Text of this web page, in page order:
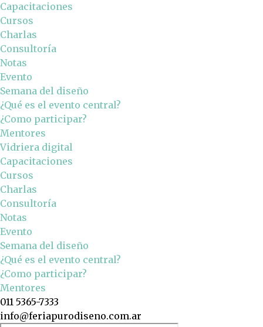
Capacitaciones
Cursos
Charlas
Consultoría
Notas
Evento
Semana del diseño
¿Qué es el evento central?
¿Como participar?
Mentores
Vidriera digital
Capacitaciones
Cursos
Charlas
Consultoría
Notas
Evento
Semana del diseño
¿Qué es el evento central?
¿Como participar?
Mentores
011 5365-7333
info@feriapurodiseno.com.ar